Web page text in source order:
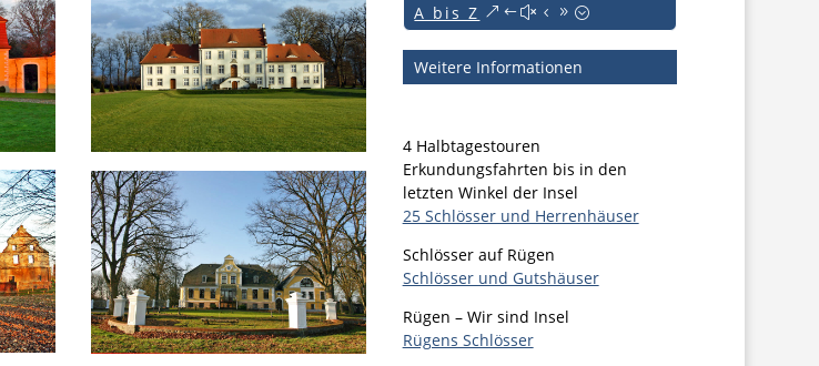
A bis Z
Weitere Informationen
4 Halbtagestouren
Erkundungsfahrten bis in den
letzten Winkel der Insel
25 Schlösser und Herrenhäuser
Schlösser auf Rügen
Schlösser und Gutshäuser
Rügen – Wir sind Insel
Rügens Schlösser